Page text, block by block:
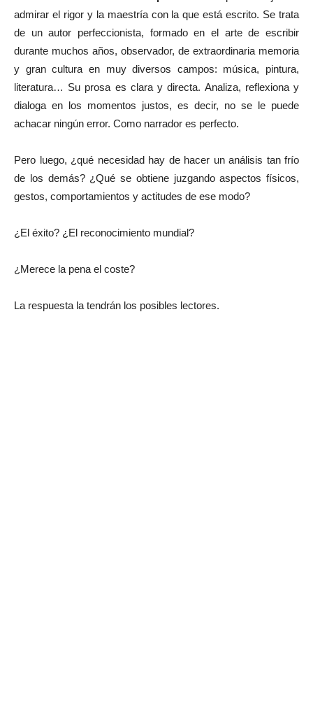
admirar el rigor y la maestría con la que está escrito. Se trata
de un autor perfeccionista, formado en el arte de escribir
durante muchos años, observador, de extraordinaria memoria
y gran cultura en muy diversos campos: música, pintura,
literatura… Su prosa es clara y directa. Analiza, reflexiona y
dialoga en los momentos justos, es decir, no se le puede
achacar ningún error. Como narrador es perfecto.
Pero luego, ¿qué necesidad hay de hacer un análisis tan frío
de los demás? ¿Qué se obtiene juzgando aspectos físicos,
gestos, comportamientos y actitudes de ese modo?
¿El éxito? ¿El reconocimiento mundial?
¿Merece la pena el coste?
La respuesta la tendrán los posibles lectores.